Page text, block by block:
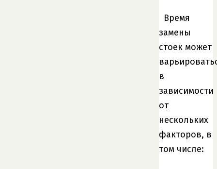
Время
замены
стоек может
в
зависимости
от
нескольких
факторов, в
том числе: